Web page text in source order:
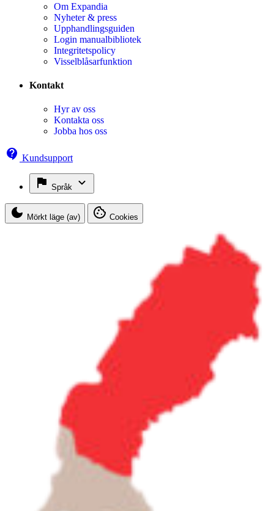
Om Expandia
Nyheter & press
Upphandlingsguiden
Login manualbibliotek
Integritetspolicy
Visselblåsarfunktion
Kontakt
Hyr av oss
Kontakta oss
Jobba hos oss
Kundsupport
Språk
Mörkt läge (av) Cookies